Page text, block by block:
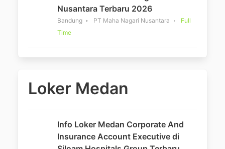
Nusantara Terbaru 2026
Bandung PT Maha Nagari Nusantara
Full
Time
Loker Medan
Info Loker Medan Corporate And
Insurance Account Executive di